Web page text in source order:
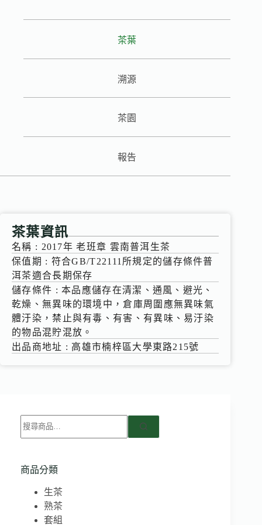
茶葉
溯源
茶園
報告
茶葉資訊
名稱 : 2017年 老班章 雲南普洱生茶
保值期 : 符合GB/T22111所規定的儲存條件普
洱茶適合長期保存
儲存條件 : 本品應儲存在清潔、通風、避光、
乾燥、無異味的環境中，倉庫周圍應無異味氣
體汙染，禁止與有毒、有害、有異味、易汙染
的物品混貯混放。
出品商地址 : 高雄市楠梓區大學東路215號
商品分類
生茶
熟茶
套組